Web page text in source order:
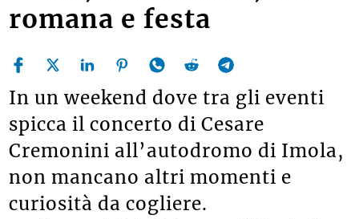
romana e festa
In un weekend dove tra gli eventi
spicca il concerto di Cesare
Cremonini all’autodromo di Imola,
non mancano altri momenti e
curiosità da cogliere.